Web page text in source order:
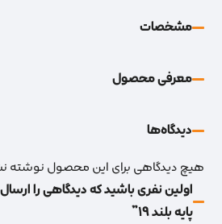
مشخصات
معرفی محصول
دیدگاه‌‌ها
هیچ دیدگاهی برای این محصول
اولین نفری باشید که دیدگاهی را
پایه بلند 19”